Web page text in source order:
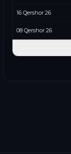
16 Qershor 26
08 Qershor 26